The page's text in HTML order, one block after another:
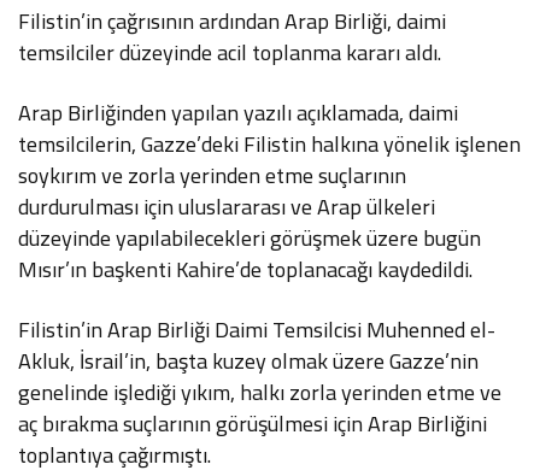
Filistin’in çağrısının ardından Arap Birliği, daimi
temsilciler düzeyinde acil toplanma kararı aldı.
Arap Birliğinden yapılan yazılı açıklamada, daimi
temsilcilerin, Gazze’deki Filistin halkına yönelik işlenen
soykırım ve zorla yerinden etme suçlarının
durdurulması için uluslararası ve Arap ülkeleri
düzeyinde yapılabilecekleri görüşmek üzere bugün
Mısır’ın başkenti Kahire’de toplanacağı kaydedildi.
Filistin’in Arap Birliği Daimi Temsilcisi Muhenned el-
Akluk, İsrail’in, başta kuzey olmak üzere Gazze’nin
genelinde işlediği yıkım, halkı zorla yerinden etme ve
aç bırakma suçlarının görüşülmesi için Arap Birliğini
toplantıya çağırmıştı.